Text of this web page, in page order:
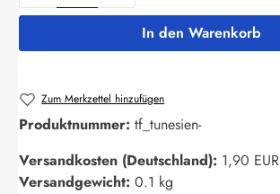
In den Warenkorb
Zum Merkzettel hinzufügen
Produktnummer: tf_tunesien-
Versandkosten (Deutschland): 1,90 EUR
Versandgewicht: 0.1 kg